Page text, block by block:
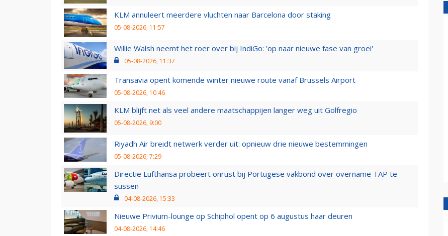
KLM annuleert meerdere vluchten naar Barcelona door staking
05-08-2026, 11:57
Willie Walsh neemt het roer over bij IndiGo: 'op naar nieuwe fase van groei'
05-08-2026, 11:37
Transavia opent komende winter nieuwe route vanaf Brussels Airport
05-08-2026, 10:46
KLM blijft net als veel andere maatschappijen langer weg uit Golfregio
05-08-2026, 9:00
Riyadh Air breidt netwerk verder uit: opnieuw drie nieuwe bestemmingen
05-08-2026, 7:29
Directie Lufthansa probeert onrust bij Portugese vakbond over overname TAP te
sussen
04-08-2026, 15:33
Nieuwe Privium-lounge op Schiphol opent op 6 augustus haar deuren
04-08-2026, 14:46